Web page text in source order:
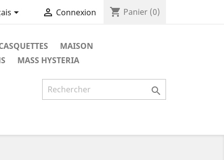
  Connexion shopping_cart Panier (0)
MAISON
MASS HYSTERIA
